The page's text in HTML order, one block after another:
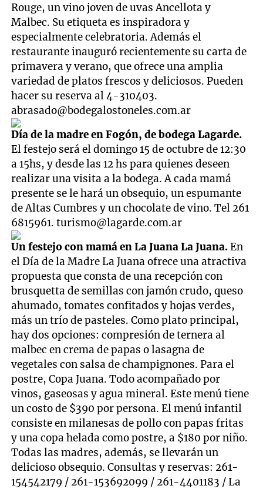
Rouge, un vino joven de uvas Ancellota y
Malbec. Su etiqueta es inspiradora y
especialmente celebratoria. Además el
restaurante inauguró recientemente su carta de
primavera y verano, que ofrece una amplia
variedad de platos frescos y deliciosos. Pueden
hacer su reserva al 4-310403.
abrasado@bodegalostoneles.com.ar
Día de la madre en Fogón, de bodega Lagarde.
El festejo será el domingo 15 de octubre de 12:30
a 15hs, y desde las 12 hs para quienes deseen
realizar una visita a la bodega. A cada mamá
presente se le hará un obsequio, un espumante
de Altas Cumbres y un chocolate de vino. Tel 261
6815961.turismo@lagarde.com.ar
Un festejo con mamá en La Juana La Juana.En
el Día de la Madre La Juana ofrece una atractiva
propuesta que consta de una recepción con
brusquetta de semillas con jamón crudo, queso
ahumado, tomates confitados y hojas verdes,
más un trío de pasteles. Como plato principal,
hay dos opciones: compresión de ternera al
malbec en crema de papas o lasagna de
vegetales con salsa de champignones. Para el
postre, Copa Juana. Todo acompañado por
vinos, gaseosas y agua mineral. Este menú tiene
un costo de $390 por persona. El menú infantil
consiste en milanesas de pollo con papas fritas
y una copa helada como postre, a $180 por niño.
Todas las madres, además, se llevarán un
delicioso obsequio. Consultas y reservas: 261-
154542179 / 261-153692099 / 261-4401183 / La